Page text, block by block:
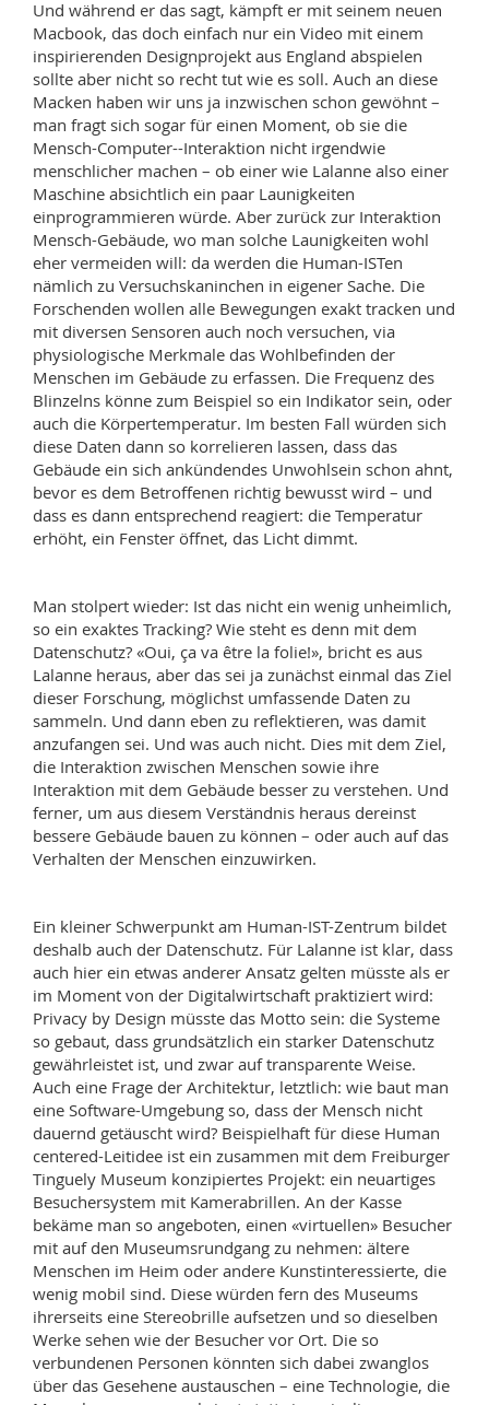
Und während er das sagt, kämpft er mit seinem neuen
Macbook, das doch einfach nur ein Video mit einem
inspirierenden Designprojekt aus England abspielen
sollte aber nicht so recht tut wie es soll. Auch an diese
Macken haben wir uns ja inzwischen schon gewöhnt –
man fragt sich sogar für einen Moment, ob sie die
Mensch-Computer--Interaktion nicht irgendwie
menschlicher machen – ob einer wie Lalanne also einer
Maschine absichtlich ein paar Launigkeiten
einprogrammieren würde. Aber zurück zur Interaktion
Mensch-Gebäude, wo man solche Launigkeiten wohl
eher vermeiden will: da werden die Human-ISTen
nämlich zu Versuchskaninchen in eigener Sache. Die
Forschenden wollen alle Bewegungen exakt tracken und
mit diversen Sensoren auch noch versuchen, via
physiologische Merkmale das Wohlbefinden der
Menschen im Gebäude zu erfassen. Die Frequenz des
Blinzelns könne zum Beispiel so ein Indikator sein, oder
auch die Körpertemperatur. Im besten Fall würden sich
diese Daten dann so korrelieren lassen, dass das
Gebäude ein sich ankündendes Unwohlsein schon ahnt,
bevor es dem Betroffenen richtig bewusst wird – und
dass es dann entsprechend reagiert: die Temperatur
erhöht, ein Fenster öffnet, das Licht dimmt.
Man stolpert wieder: Ist das nicht ein wenig unheimlich,
so ein exaktes Tracking? Wie steht es denn mit dem
Datenschutz? «Oui, ça va être la folie!», bricht es aus
Lalanne heraus, aber das sei ja zunächst einmal das Ziel
dieser Forschung, möglichst umfassende Daten zu
sammeln. Und dann eben zu reflektieren, was damit
anzufangen sei. Und was auch nicht. Dies mit dem Ziel,
die Interaktion zwischen Menschen sowie ihre
Interaktion mit dem Gebäude besser zu verstehen. Und
ferner, um aus diesem Verständnis heraus dereinst
bessere Gebäude bauen zu können – oder auch auf das
Verhalten der Menschen einzuwirken.
Ein kleiner Schwerpunkt am Human-IST-Zentrum bildet
deshalb auch der Datenschutz. Für Lalanne ist klar, dass
auch hier ein etwas anderer Ansatz gelten müsste als er
im Moment von der Digitalwirtschaft praktiziert wird:
Privacy by Design müsste das Motto sein: die Systeme
so gebaut, dass grundsätzlich ein starker Datenschutz
gewährleistet ist, und zwar auf transparente Weise.
Auch eine Frage der Architektur, letztlich: wie baut man
eine Software-Umgebung so, dass der Mensch nicht
dauernd getäuscht wird? Beispielhaft für diese Human
centered-Leitidee ist ein zusammen mit dem Freiburger
Tinguely Museum konzipiertes Projekt: ein neuartiges
Besuchersystem mit Kamerabrillen. An der Kasse
bekäme man so angeboten, einen «virtuellen» Besucher
mit auf den Museumsrundgang zu nehmen: ältere
Menschen im Heim oder andere Kunstinteressierte, die
wenig mobil sind. Diese würden fern des Museums
ihrerseits eine Stereobrille aufsetzen und so dieselben
Werke sehen wie der Besucher vor Ort. Die so
verbundenen Personen könnten sich dabei zwanglos
über das Gesehene austauschen – eine Technologie, die